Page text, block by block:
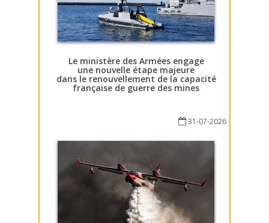
Le ministère des Armées engage
une nouvelle étape majeure
dans le renouvellement de la capacité
française de guerre des mines
31-07-2026